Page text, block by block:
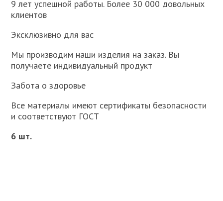
9 лет успешной работы. Более 30 000 довольных
клиентов
Эксклюзивно для вас
Мы производим наши изделия на заказ. Вы
получаете индивидуальный продукт
Забота о здоровье
Все материалы имеют сертификаты безопасности
и соответствуют ГОСТ
6 шт.